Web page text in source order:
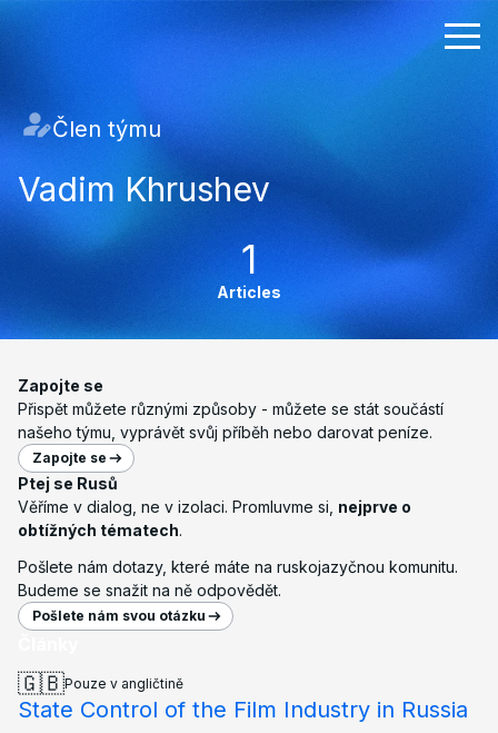
Člen týmu
Vadim Khrushev
1
Articles
🇬🇧Pouze v angličtině
State Control of the Film Industry in Russia
Zapojte se
Přispět můžete různými způsoby - můžete se stát součástí
našeho týmu, vyprávět svůj příběh nebo darovat peníze.
Zapojte se
Ptej se Rusů
Věříme v dialog, ne v izolaci. Promluvme si, nejprve o
obtížných tématech.
Pošlete nám dotazy, které máte na ruskojazyčnou komunitu.
Budeme se snažit na ně odpovědět.
Pošlete nám svou otázku